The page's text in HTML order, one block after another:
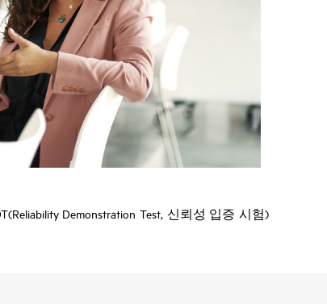
Demonstration Test, 신뢰성 입증 시험)